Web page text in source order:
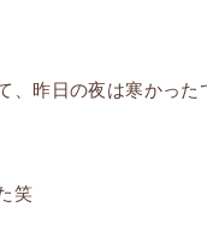
、昨日の夜は寒かった
笑